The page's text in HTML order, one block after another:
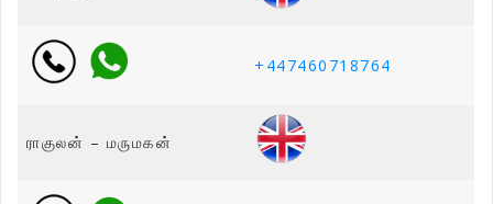
+447460718764
ராகுலன் – மருமகன்